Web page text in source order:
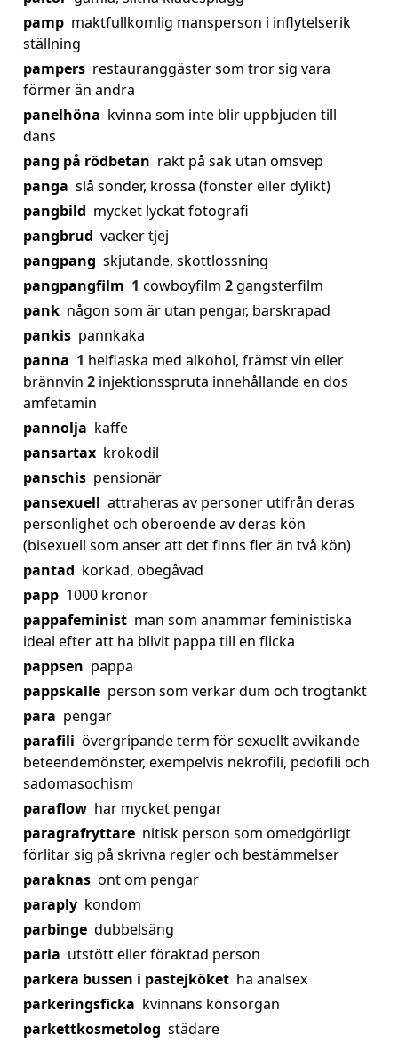
pamp maktfullkomlig mansperson i inflytelserik
ställning
pampers restauranggäster som tror sig vara
förmer än andra
panelhöna kvinna som inte blir uppbjuden till
dans
pang på rödbetan rakt på sak utan omsvep
panga slå sönder, krossa (fönster eller dylikt)
pangbild mycket lyckat fotografi
pangbrud vacker tjej
pangpang skjutande, skottlossning
pangpangfilm 1 cowboyfilm 2gangsterfilm
pank någon som är utan pengar, barskrapad
pankis pannkaka
panna 1 helflaska med alkohol, främst vin eller
brännvin 2 injektionsspruta innehållande en dos
amfetamin
pannolja kaffe
pansartax krokodil
panschis pensionär
pansexuell attraheras av personer utifrån deras
personlighet och oberoende av deras kön
(bisexuell som anser att det finns fler än två kön)
pantad korkad, obegåvad
papp 1000 kronor
pappafeminist man som anammar feministiska
ideal efter att ha blivit pappa till en flicka
pappsen pappa
pappskalle person som verkar dum och trögtänkt
para pengar
parafili övergripande term för sexuellt avvikande
beteendemönster, exempelvis nekrofili, pedofili och
sadomasochism
paraflow har mycket pengar
paragrafryttare nitisk person som omedgörligt
förlitar sig på skrivna regler och bestämmelser
paraknas ont om pengar
paraply kondom
parbinge dubbelsäng
paria utstött eller föraktad person
parkera bussen i pastejköket ha analsex
parkeringsficka kvinnans könsorgan
parkettkosmetolog städare